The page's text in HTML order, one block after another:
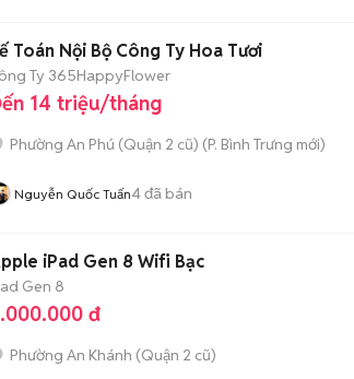
Toán Nội Bộ Công Ty Hoa Tươi
Ty 365HappyFlower
14 triệu/tháng
Phường An Phú (Quận 2 cũ) (P. Bình Trưng mới)
Nguyễn Quốc Tuấn4đã bán
iPad Gen 8 Wifi Bạc
Gen 8
đ
Phường An Khánh (Quận 2 cũ)